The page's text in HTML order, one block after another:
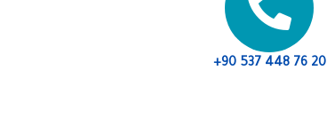
+90 537 448 76 20